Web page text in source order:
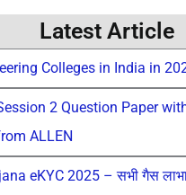
Latest Article
Colleges in India in
2 Question Paper
ALLEN
eKYC 2025 – सभी गैस